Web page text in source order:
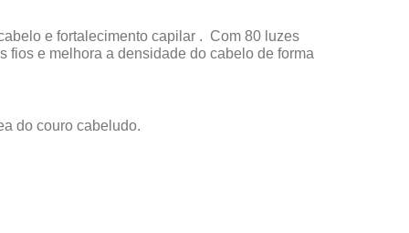
e fortalecimento capilar . Com 80 luzes
fios e melhora a densidade do cabelo de forma
do couro cabeludo.